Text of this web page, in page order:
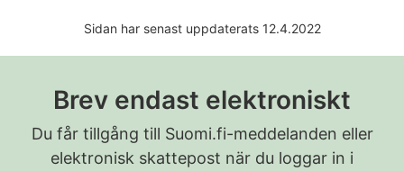
Sidan har senast uppdaterats 12.4.2022
Brev endast elektroniskt
Du får tillgång till Suomi.fi-meddelanden eller
elektronisk skattepost när du loggar in i